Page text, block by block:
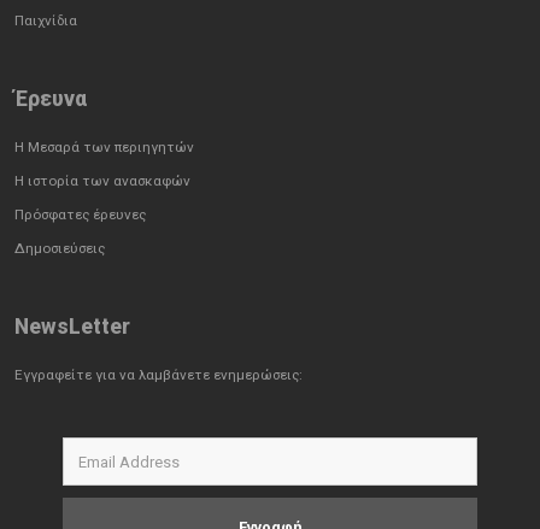
Παιχνίδια
Έρευνα
Η Μεσαρά των περιηγητών
Η ιστορία των ανασκαφών
Πρόσφατες έρευνες
Δημοσιεύσεις
NewsLetter
Εγγραφείτε για να λαμβάνετε ενημερώσεις: